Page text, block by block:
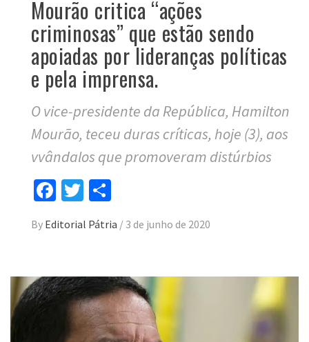
Mourão critica “ações
criminosas” que estão sendo
apoiadas por lideranças políticas
e pela imprensa.
O vice-presidente da República, Hamilton
Mourão, teceu duras críticas, hoje (3), aos
vvândalos que promoveram distúrbios
Facebook
Twitter
By Editorial Pátria / 3 de junho de 2020